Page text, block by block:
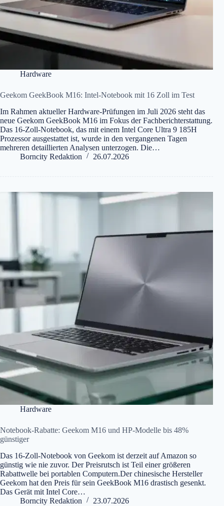
Hardware
Geekom GeekBook M16: Intel-Notebook mit 16 Zoll im Test
Im Rahmen aktueller Hardware-Prüfungen im Juli 2026 steht das
neue Geekom GeekBook M16 im Fokus der Fachberichterstattung.
Das 16-Zoll-Notebook, das mit einem Intel Core Ultra 9 185H
Prozessor ausgestattet ist, wurde in den vergangenen Tagen
mehreren detaillierten Analysen unterzogen. Die…
Borncity Redaktion
26.07.2026
Hardware
Notebook-Rabatte: Geekom M16 und HP-Modelle bis 48%
günstiger
Das 16-Zoll-Notebook von Geekom ist derzeit auf Amazon so
günstig wie nie zuvor. Der Preisrutsch ist Teil einer größeren
Rabattwelle bei portablen Computern.Der chinesische Hersteller
Geekom hat den Preis für sein GeekBook M16 drastisch gesenkt.
Das Gerät mit Intel Core…
Borncity Redaktion
23.07.2026